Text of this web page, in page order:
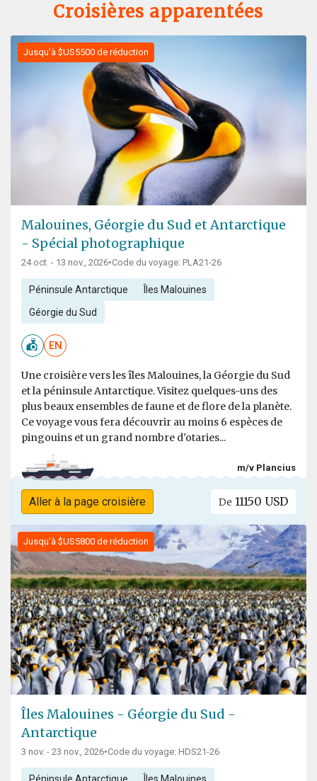
Croisières apparentées
Jusqu'à $US5500 de réduction
Malouines, Géorgie du Sud et Antarctique
- Spécial photographique
24 oct. - 13 nov., 2026•Code du voyage: PLA21-26
Péninsule Antarctique Îles Malouines
Géorgie du Sud
EN
Une croisière vers les îles Malouines, la Géorgie du Sud
et la péninsule Antarctique. Visitez quelques-uns des
plus beaux ensembles de faune et de flore de la planète.
Ce voyage vous fera découvrir au moins 6 espèces de
pingouins et un grand nombre d'otaries...
m/v Plancius
Aller à la page croisière De 11150 USD
Jusqu'à $US5800 de réduction
Îles Malouines - Géorgie du Sud -
Antarctique
3 nov. - 23 nov., 2026•Code du voyage: HDS21-26